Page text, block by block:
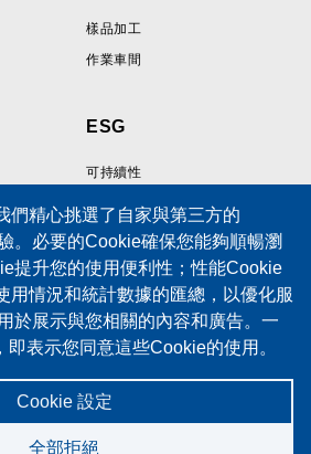
們精心挑選了自家與第三方的
。必要的Cookie確保您能夠順暢瀏
提升您的使用便利性；性能Cookie
用情況和統計數據的匯總，以優化服
於展示與您相關的內容和廣告。一
即表示您同意這些Cookie的使用。
來的同意。
Cookie 設定
全部拒絕
樣品加工
作業車間
ESG
可持續性
支持
技術支援
培訓
服務請求表